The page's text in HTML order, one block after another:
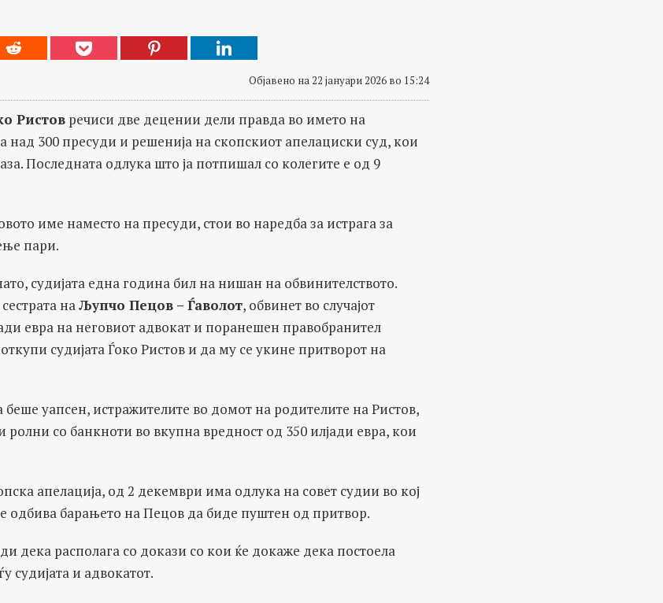
Објавено на 22 јануари 2026 во 15:24
Ристов речиси две децении дели правда во името на
над 300 пресуди и решенија на скопскиот апелациски суд, кои
Последната одлука што ја потпишал со колегите е од 9
име наместо на пресуди, стои во наредба за истрага за
пари.
судијата една година бил на нишан на обвинителството.
наЉупчо Пецов – Ѓаволот, обвинет во случајот
евра на неговиот адвокат и поранешен правобранител
судијата Ѓоко Ристов и да му се укине притворот на
уапсен, истражителите во домот на родителите на Ристов,
со банкноти во вкупна вредност од 350 илјади евра, кои
апелација, од 2 декември има одлука на совет судии во кој
одбива барањето на Пецов да биде пуштен од притвор.
дека располага со докази со кои ќе докаже дека постоела
судијата и адвокатот.